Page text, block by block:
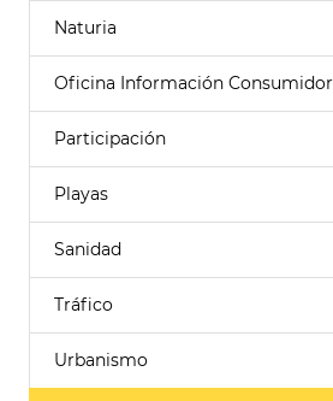
Naturia
Oficina Información Consumidor
Participación
Playas
Sanidad
Tráfico
Urbanismo